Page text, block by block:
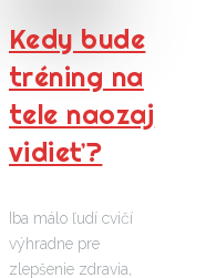
Kedy bude
tréning na
tele naozaj
vidieť?
Iba málo ľudí cvičí
výhradne pre
zlepšenie zdravia,